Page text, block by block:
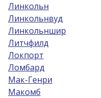
Линкольн
Линкольнвуд
Линкольншир
Литчфилд
Локпорт
Ломбард
Мак-Генри
Макомб